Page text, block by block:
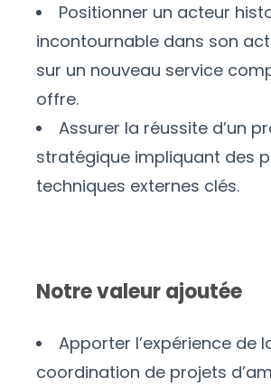
Positionner un acteur
incontournable dans son
sur un nouveau service
offre.
Assurer la réussite d’un
stratégique impliquant des
techniques externes clés.
Notre valeur ajoutée
Apporter l’expérience de
coordination de projets